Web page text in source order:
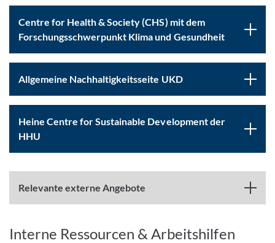
Centre for Health & Society (CHS) mit dem
Forschungsschwerpunkt Klima und Gesundheit
Allgemeine Nachhaltigkeitsseite UKD
Heine Centre for Sustainable Development der
HHU
Relevante externe Angebote
Interne Ressourcen & Arbeitshilfen